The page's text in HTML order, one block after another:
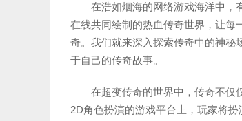
在浩如烟海的网络游戏海洋中
在线共同绘制的热血传奇世界，让每
奇。我们就来深入探索传奇中的神
于自己的传奇故事。
在超变传奇的世界中，传奇不仅
2D角色扮演的游戏平台上，玩家将